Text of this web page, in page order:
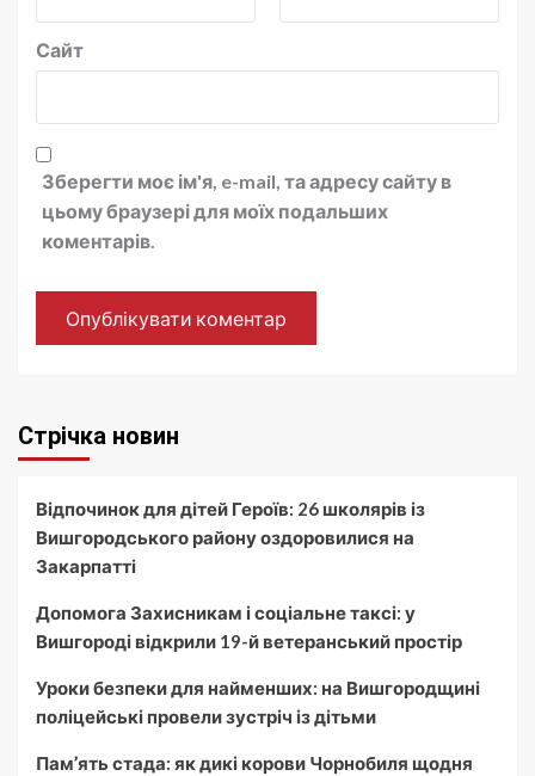
Сайт
Зберегти моє ім'я, e-mail, та адресу сайту в
цьому браузері для моїх подальших
коментарів.
Стрічка новин
Відпочинок для дітей Героїв: 26 школярів із
Вишгородського району оздоровилися на
Закарпатті
Допомога Захисникам і соціальне таксі: у
Вишгороді відкрили 19-й ветеранський простір
Уроки безпеки для найменших: на Вишгородщині
поліцейські провели зустріч із дітьми
Пам’ять стада: як дикі корови Чорнобиля щодня